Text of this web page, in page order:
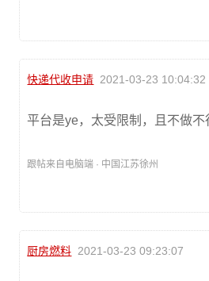
快递代收申请 2021-03-23 10:04:32
平台是ye，太受限制，且不做不
跟帖来自电脑端 · 中国江苏徐州
厨房燃料 2021-03-23 09:23:07